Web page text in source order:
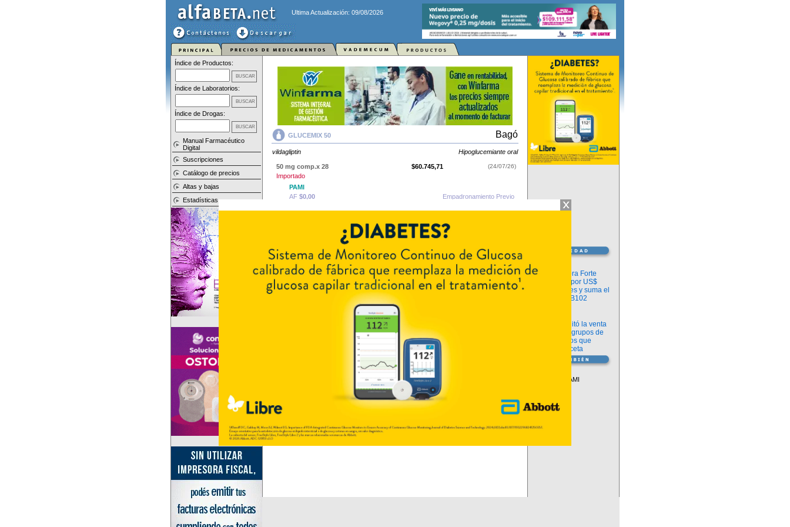
Ultima Actualización: 09/08/2026
Índice de Productos:
Índice de Laboratorios:
Índice de Drogas:
Manual Farmacéutico
Digital
Suscripciones
Catálogo de precios
Altas y bajas
Estadísticas
GLUCEMIX 50 Bagó
vildagliptin Hipoglucemiante oral
50 mg comp.x 28 $60.745,71 (24/07/26)
Importado
PAMI
AF $0,00
Empadronamiento Previo
$119.329,15
PAMI
AF
$0,00
Empadronamiento Previo
IOMA
Cobertura Monto Fijo
OS$51.184,07AF$68.145,08
vildagliptin y se indica como
Bagó y cuenta con 2 presentaciones disponibles.
Algunas presentaciones cuentan con cobertura PAMI. Producto
importado.
Explorar más
Otros productos deBagó
Información
argenx compra Forte
Biosciences por US$
2.200 millones y suma el
anticuerpo FB102
ANMAT habilitó la venta
libre de diez grupos de
medicamentos que
requerían receta
Descuentos PAMI